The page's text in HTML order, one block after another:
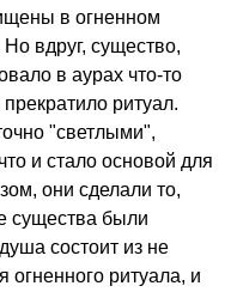
в огненном
вдруг, существо,
в аурах что-то
ритуал.
"светлыми",
и стало основой для
они сделали то,
существа были
состоит из не
ритуала, и